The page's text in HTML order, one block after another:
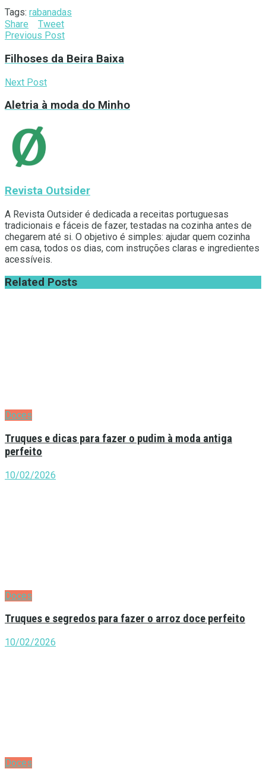
Tags: rabanadas
Share
Tweet
Previous Post
Filhoses da Beira Baixa
Next Post
Aletria à moda do Minho
Revista Outsider
A Revista Outsider é dedicada a receitas portuguesas
tradicionais e fáceis de fazer, testadas na cozinha antes de
chegarem até si. O objetivo é simples: ajudar quem cozinha
em casa, todos os dias, com instruções claras e ingredientes
acessíveis.
Related Posts
Doces
Truques e dicas para fazer o pudim à moda antiga
perfeito
10/02/2026
Doces
Truques e segredos para fazer o arroz doce perfeito
10/02/2026
Doces